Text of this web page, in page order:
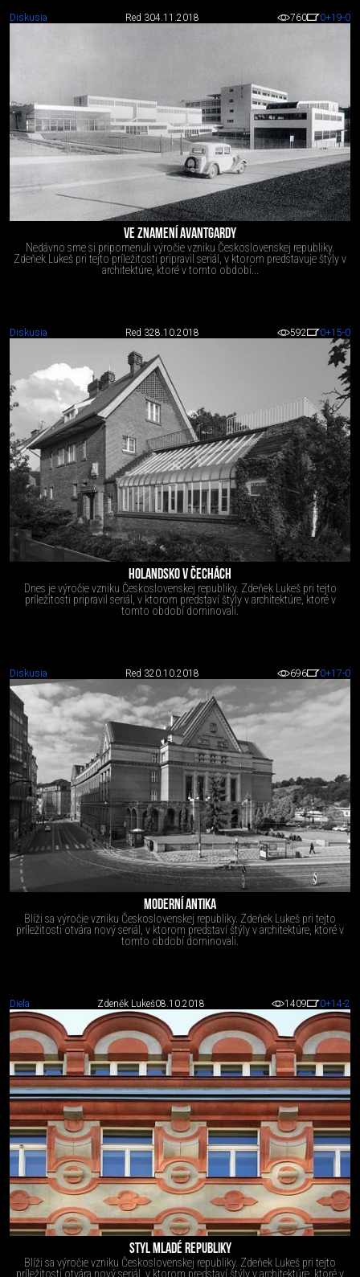
Diskusia Red 304.11.2018 760 0+19-0
VE ZNAMENÍ AVANTGARDY
Nedávno sme si pripomenuli výročie vzniku Československej republiky.
Zdeňek Lukeš pri tejto príležitosti pripravil seriál, v ktorom predstavuje štýly v
architektúre, ktoré v tomto období...
Diskusia Red 328.10.2018 592 0+15-0
HOLANDSKO V ČECHÁCH
Dnes je výročie vzniku Československej republiky. Zdeňek Lukeš pri tejto
príležitosti pripravil seriál, v ktorom predstaví štýly v architektúre, ktoré v
tomto období dominovali.
Diskusia Red 320.10.2018 696 0+17-0
MODERNÍ ANTIKA
Blíži sa výročie vzniku Československej republiky. Zdeňek Lukeš pri tejto
príležitosti otvára nový seriál, v ktorom predstaví štýly v architektúre, ktoré v
tomto období dominovali.
Diela Zdeněk Lukeš08.10.2018 1409 0+14-2
STYL MLADÉ REPUBLIKY
Blíži sa výročie vzniku Československej republiky. Zdeňek Lukeš pri tejto
príležitosti otvára nový seriál, v ktorom predstaví štýly v architektúre, ktoré v